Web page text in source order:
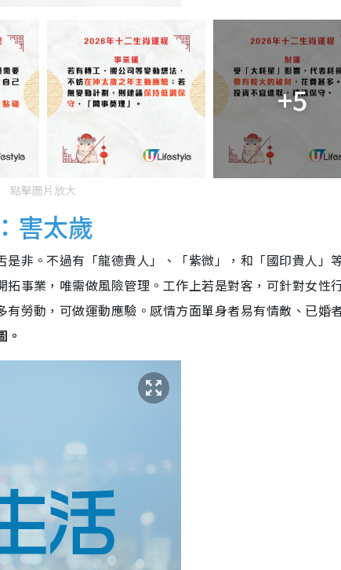
+5
點擊圖片放大
害太歲
非。不過有「龍德貴人」、「紫微」，和「國印貴人」
事業，唯需做風險管理。工作上若是對客，可針對女性
勞動，可做運動應驗。感情方面單身者易有情敵、已婚
。